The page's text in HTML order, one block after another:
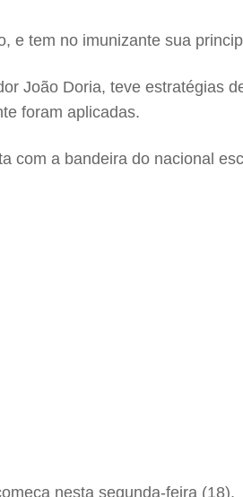
e tem no imunizante sua
João Doria, teve estratégias
foram aplicadas.
com a bandeira do nacional
nesta segunda-feira (18),